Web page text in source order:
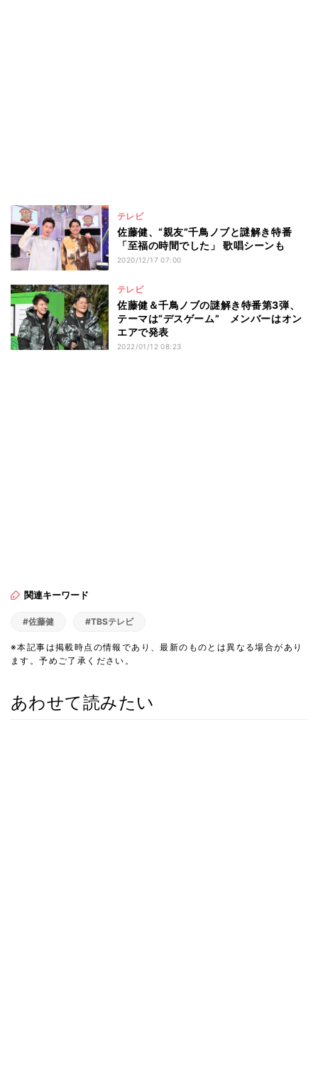
テレビ
佐藤健、“親友”千鳥ノブと謎解き特番
「至福の時間でした」 歌唱シーンも
2020/12/17 07:00
テレビ
佐藤健＆千鳥ノブの謎解き特番第3弾、
テーマは“デスゲーム” メンバーはオン
エアで発表
2022/01/12 08:23
関連キーワード
#佐藤健 #TBSテレビ
※本記事は掲載時点の情報であり、最新のものとは異なる場合があり
ます。予めご了承ください。
あわせて読みたい